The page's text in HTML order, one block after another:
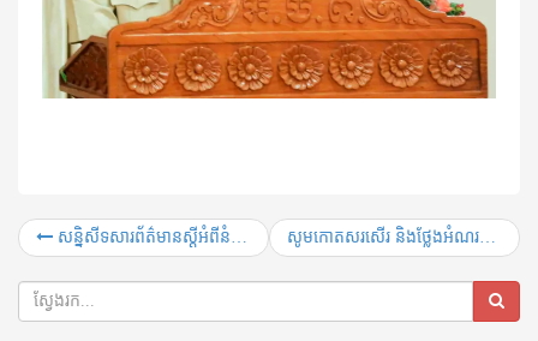
សន្និសីទសារព័ត៌មានស្តីអំពីនំអន្សមយក្ស សូមកោតសរសើរ និងថ្លែងអំណរគុណដ៏ជ្រាលជ្រៅ និងស្មោះស្ម័គ្រ…